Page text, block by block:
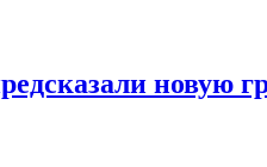
новую